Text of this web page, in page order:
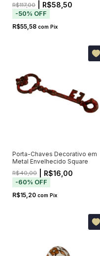
R$117,00 | R$58,50
-50% OFF
R$55,58 com Pix
Porta-Chaves Decorativo em
Metal Envelhecido Square
R$40,00 | R$16,00
-60% OFF
R$15,20 com Pix